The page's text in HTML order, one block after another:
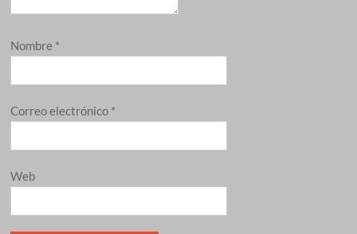
Nombre *
Correo electrónico *
Web